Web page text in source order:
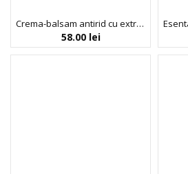
Crema-balsam antirid cu extract de armurariu, Dr. Scheller, 50 ml
58.00 lei